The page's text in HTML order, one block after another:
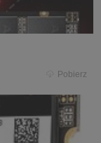
Pobierz